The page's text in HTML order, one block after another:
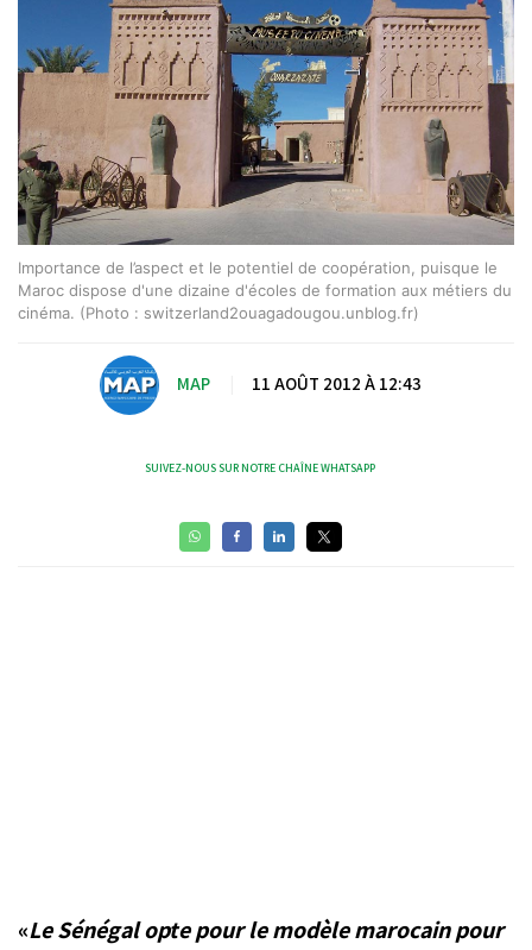
Importance de l’aspect et le potentiel de coopération, puisque le
Maroc dispose d'une dizaine d'écoles de formation aux métiers du
cinéma. (Photo : switzerland2ouagadougou.unblog.fr)
MAP 11 AOÛT 2012 À 12:43
SUIVEZ-NOUS SUR NOTRE CHAÎNE WHATSAPP
«Le Sénégal opte pour le modèle marocain pour